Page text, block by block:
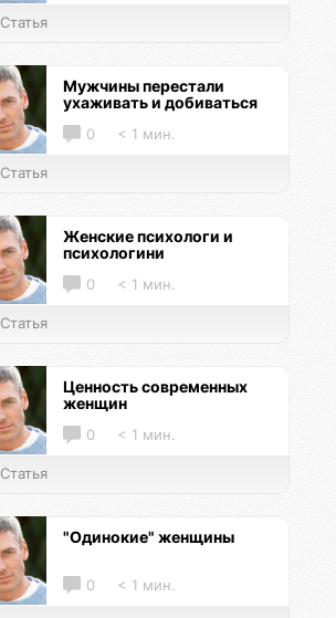
Статья
Мужчины перестали
ухаживать и добиваться
0 < 1 мин.
Статья
Женские психологи и
психологини
0 < 1 мин.
Статья
Ценность современных
женщин
0 < 1 мин.
Статья
"Одинокие" женщины
0 < 1 мин.